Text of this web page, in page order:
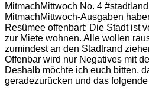
MitmachMittwoch No. 4
MitmachMittwoch-Ausgaben
Resümee offenbart: Die Stadt ist
zur Miete wohnen. Alle wollen
zumindest an den Stadtrand
Offenbar wird nur Negatives mit
Deshalb möchte ich euch bitten,
geradezurücken und das